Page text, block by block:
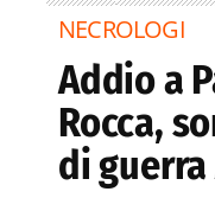
NECROLOGI
Addio a
Rocca,
di